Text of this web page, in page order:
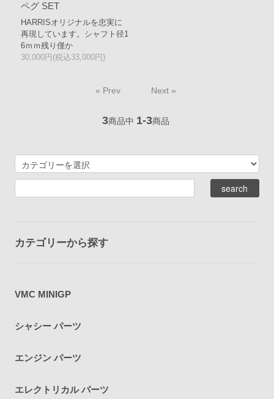
ペグ SET
HARRISオリジナルを忠実に
再現しています。シャフト径1
6ｍｍ残り僅か
30,000円(税込33,000円)
« Prev Next »
3商品中 1-3商品
カテゴリーから探す
VMC MINIGP
シャシー パーツ
エンジン パーツ
エレクトリカル パーツ